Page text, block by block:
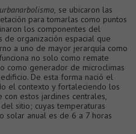
urbanarbolismo, se ubicaron las
para tomarlas como puntos
los componentes del
de organización espacial que
a uno de mayor jerarquía como
no solo como remate
como generador de microclimas
De esta forma nació el
el contexto y fortaleciendo los
con estos jardines centrales,
sitio; cuyas temperaturas
solar anual es de 6 a 7 horas